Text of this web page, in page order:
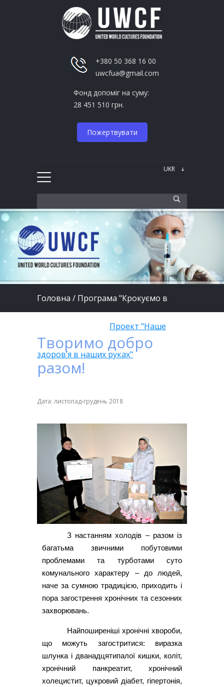
+380 50 368 16 00
uwcfua@gmail.com
Фонд допоміг на суму:
28 451 510 грн.
Пожертвувати
Головна / Програма "Крокуємо в
Проект "Наше
здоров’я в наших руках"
Творимо добро
разом!
Дата: листопад-грудень 2018
З настанням холодів – разом із
багатьма звичними побутовими
проблемами та турботами суто
комунального характеру – до людей,
наче за сумною традицією, приходить і
пора загострення хронічних та сезонних
захворювань.
Найпоширеніші хронічні хвороби,
що можуть загостритися: виразка
шлунка і дванадцятипалої кишки, коліт,
хронічний панкреатит, хронічний
холецистит, цукровий діабет, гіпертонія,